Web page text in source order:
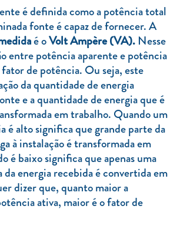
de litígios
é definida como a potência total
fonte é capaz de fornecer. A
é oVolt Ampère (VA). Nesse
entre potência aparente e potência
de potência. Ou seja, este
da quantidade de energia
e a quantidade de energia que é
em trabalho. Quando um
é alto significa que grande parte da
à instalação é transformada em
é baixo significa que apenas uma
da energia recebida é convertida em
dizer que, quanto maior a
ativa, maior é o fator de